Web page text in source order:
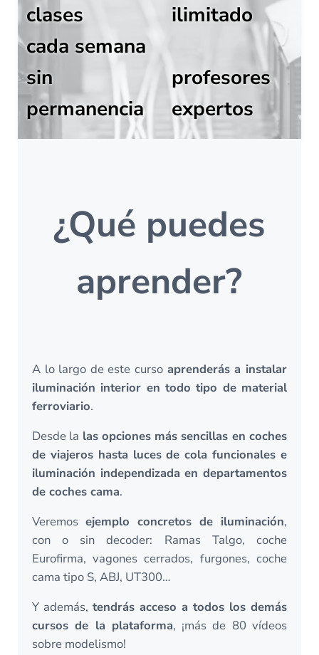
clases
cada semana
ilimitado
sin
permanencia
profesores
expertos
¿Qué puedes
aprender?
A lo largo de este curso aprenderás a instalar
iluminación interior en todo tipo de material
ferroviario.
Desde la las opciones más sencillas en coches
de viajeros hasta luces de cola funcionales e
iluminación independizada en departamentos
de coches cama.
Veremos ejemplo concretos de iluminación,
con o sin decoder: Ramas Talgo, coche
Eurofirma, vagones cerrados, furgones, coche
cama tipo S, ABJ, UT300…
Y además, tendrás acceso a todos los demás
cursos de la plataforma, ¡más de 80 vídeos
sobre modelismo!